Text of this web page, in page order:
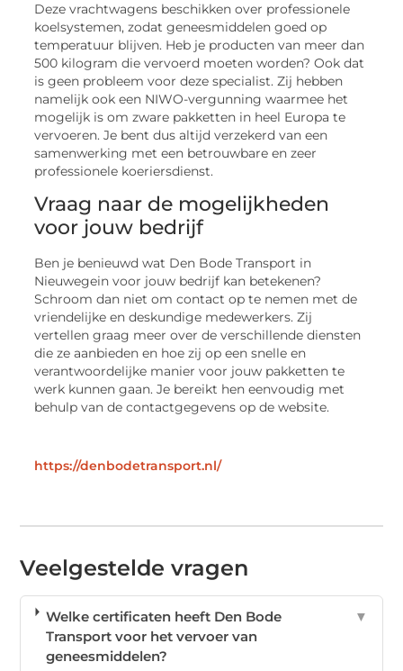
Deze vrachtwagens beschikken over professionele
koelsystemen, zodat geneesmiddelen goed op
temperatuur blijven. Heb je producten van meer dan
500 kilogram die vervoerd moeten worden? Ook dat
is geen probleem voor deze specialist. Zij hebben
namelijk ook een NIWO-vergunning waarmee het
mogelijk is om zware pakketten in heel Europa te
vervoeren. Je bent dus altijd verzekerd van een
samenwerking met een betrouwbare en zeer
professionele koeriersdienst.
Vraag naar de mogelijkheden
voor jouw bedrijf
Ben je benieuwd wat Den Bode Transport in
Nieuwegein voor jouw bedrijf kan betekenen?
Schroom dan niet om contact op te nemen met de
vriendelijke en deskundige medewerkers. Zij
vertellen graag meer over de verschillende diensten
die ze aanbieden en hoe zij op een snelle en
verantwoordelijke manier voor jouw pakketten te
werk kunnen gaan. Je bereikt hen eenvoudig met
behulp van de contactgegevens op de website.
https://denbodetransport.nl/
Veelgestelde vragen
Welke certificaten heeft Den Bode
Transport voor het vervoer van
geneesmiddelen?
▼